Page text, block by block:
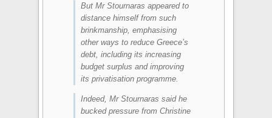
But Mr Stournaras appeared to
distance himself from such
brinkmanship, emphasising
other ways to reduce Greece’s
debt, including its increasing
budget surplus and improving
its privatisation programme.
Indeed, Mr Stournaras said he
bucked pressure from Christine